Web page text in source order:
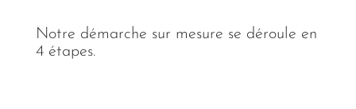
Notre démarche sur mesure se déroule en
4 étapes.